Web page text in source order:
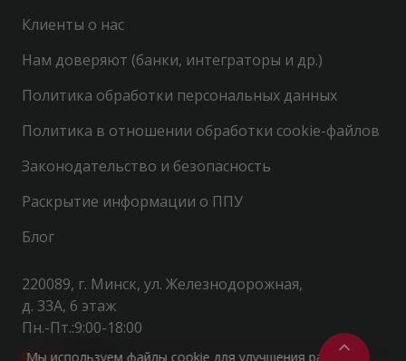
Мы используем файлы cookie для улучшения работы
Клиенты о нас
Нам доверяют (банки, интеграторы и др.)
Политика обработки персональных данных
Политика в отношении обработки cookie-файлов
Законодательство и безопасность
Раскрытие информации о ППУ
Блог
220089, г. Минск, ул. Железнодорожная,
д. 33А, 6 этаж
Пн.-Пт.:9:00-18:00